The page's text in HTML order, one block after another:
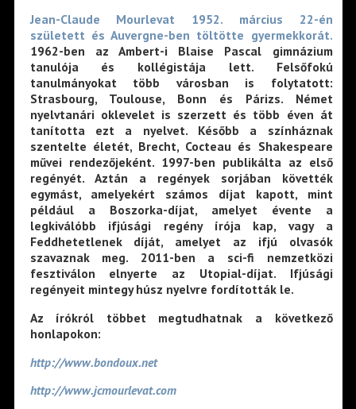
Jean-Claude Mourlevat 1952. március 22-én
született és Auvergne-ben töltötte gyermekkorát.
1962-ben az Ambert-i Blaise Pascal gimnázium
tanulója és kollégistája lett. Felsőfokú
tanulmányokat több városban is folytatott:
Strasbourg, Toulouse, Bonn és Párizs. Német
nyelvtanári oklevelet is szerzett és több éven át
tanította ezt a nyelvet. Később a színháznak
szentelte életét, Brecht, Cocteau és Shakespeare
művei rendezőjeként. 1997-ben publikálta az első
regényét. Aztán a regények sorjában követték
egymást, amelyekért számos díjat kapott, mint
például a Boszorka-díjat, amelyet évente a
legkiválóbb ifjúsági regény írója kap, vagy a
Feddhetetlenek díját, amelyet az ifjú olvasók
szavaznak meg. 2011-ben a sci-fi nemzetközi
fesztiválon elnyerte az Utopial-díjat. Ifjúsági
regényeit mintegy húsz nyelvre fordították le.
Az írókról többet megtudhatnak a következő
honlapokon:
http://www.bondoux.net
http://www.jcmourlevat.com